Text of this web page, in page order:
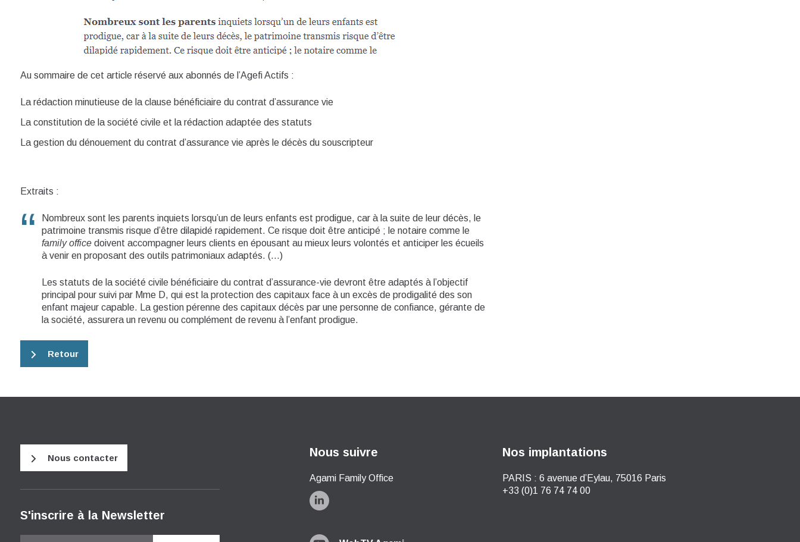
Au sommaire de cet article réservé aux abonnés de l’Agefi Actifs :
La rédaction minutieuse de la clause bénéficiaire du contrat d’assurance vie
La constitution de la société civile et la rédaction adaptée des statuts
La gestion du dénouement du contrat d’assurance vie après le décès du souscripteur
Extraits :
Nombreux sont les parents inquiets lorsqu’un de leurs enfants est prodigue, car à la suite de leur décès, le
patrimoine transmis risque d’être dilapidé rapidement. Ce risque doit être anticipé ; le notaire comme le
family office doivent accompagner leurs clients en épousant au mieux leurs volontés et anticiper les écueils
à venir en proposant des outils patrimoniaux adaptés. (…)
Les statuts de la société civile bénéficiaire du contrat d’assurance-vie devront être adaptés à l’objectif
principal pour suivi par Mme D, qui est la protection des capitaux face à un excès de prodigalité des son
enfant majeur capable. La gestion pérenne des capitaux décès par une personne de confiance, gérante de
la société, assurera un revenu ou complément de revenu à l’enfant prodigue.
Retour
Nous contacter
S'inscrire à la Newsletter
Nous suivre
Agami Family Office
Nos implantations
PARIS : 6 avenue d’Eylau, 75016 Paris
+33 (0)1 76 74 74 00